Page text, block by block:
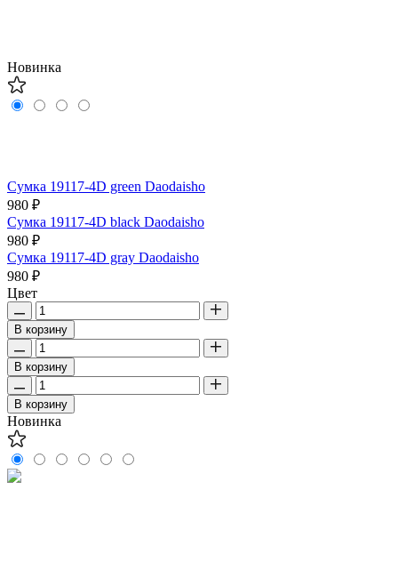
Новинка
Сумка 19117-4D green Daodaisho
980 ₽
Сумка 19117-4D black Daodaisho
980 ₽
Сумка 19117-4D gray Daodaisho
980 ₽
Цвет
В корзину
В корзину
В корзину
Новинка